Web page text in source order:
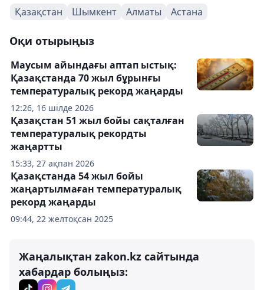
Қазақстан Шымкент Алматы Астана
Оқи отырыңыз
12:26, 16 шілде 2026
Маусым айындағы аптап ыстық:
Қазақстанда 70 жыл бұрынғы
температуралық рекорд жаңарды
15:33, 27 ақпан 2026
Қазақстан 51 жыл бойы сақталған
температуралық рекордты
жаңартты
09:44, 22 желтоқсан 2025
Қазақстанда 54 жыл бойы
жаңартылмаған температуралық
рекорд жаңарды
Жаңалықтан zakon.kz сайтында
хабардар болыңыз: